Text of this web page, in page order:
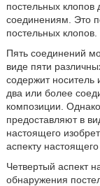
постельных клопов
соединениям. Это
постельных клопов.
Пять соединений
виде пяти
содержит носитель
два или более
композиции.
предоставляют в
настоящего
аспекту
Четвертый аспект
обнаружения